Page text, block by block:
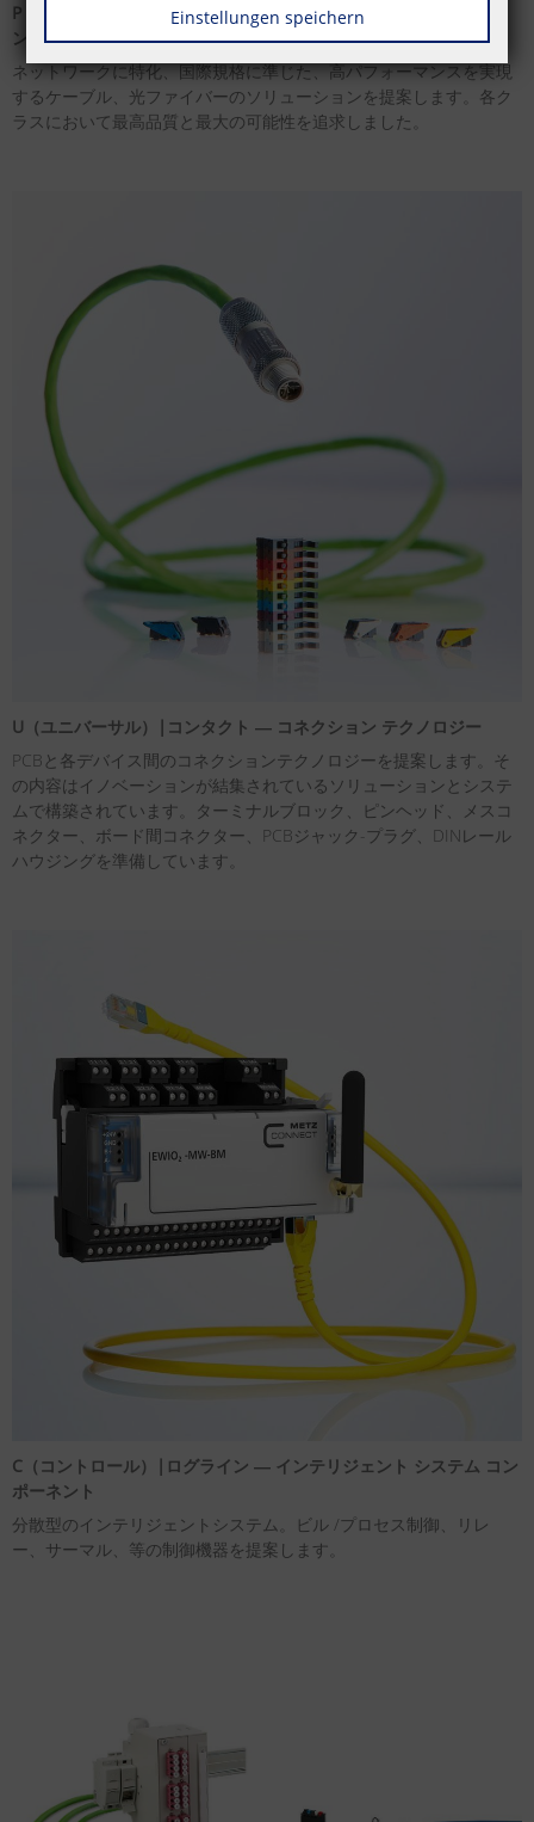
P（プロミス）|ケーブル ― ネットワークのケーブルソリューショ
ン
ネットワークに特化、国際規格に準じた、高パフォーマンスを実現
するケーブル、光ファイバーのソリューションを提案します。各ク
ラスにおいて最高品質と最大の可能性を追求しました。
U（ユニバーサル）|コンタクト ― コネクション テクノロジー
PCBと各デバイス間のコネクションテクノロジーを提案します。そ
の内容はイノベーションが結集されているソリューションとシステ
ムで構築されています。ターミナルブロック、ピンヘッド、メスコ
ネクター、ボード間コネクター、PCBジャック-プラグ、DINレール
ハウジングを準備しています。
C（コントロール）|ログライン ― インテリジェント システム コン
ポーネント
分散型のインテリジェントシステム。ビル /プロセス制御、リレ
ー、サーマル、等の制御機器を提案します。
Einstellungen speichern